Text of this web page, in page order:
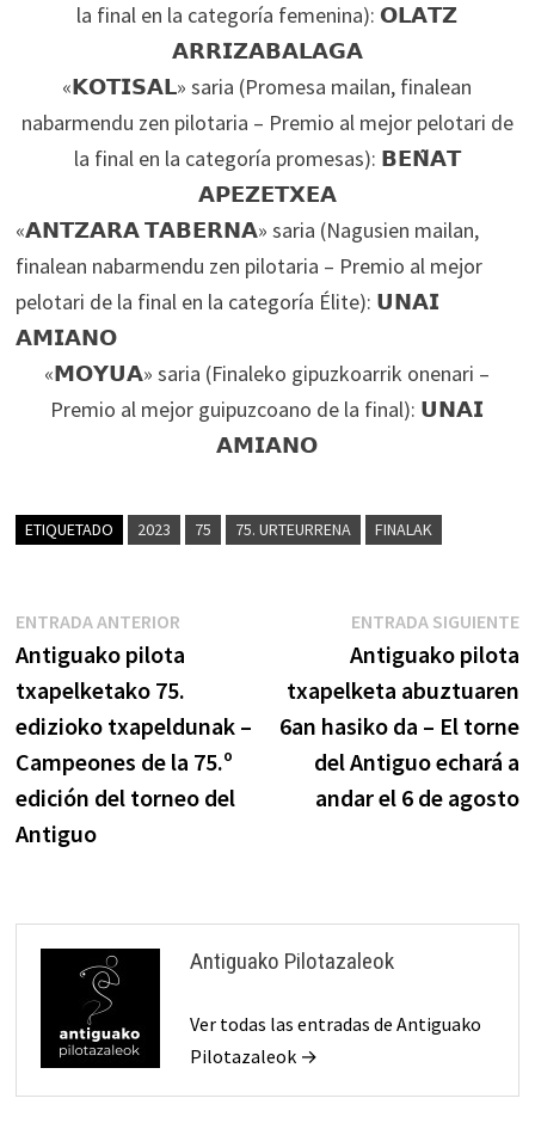
la final en la categoría femenina): 𝗢𝗟𝗔𝗧𝗭
𝗔𝗥𝗥𝗜𝗭𝗔𝗕𝗔𝗟𝗔𝗚𝗔
«𝗞𝗢𝗧𝗜𝗦𝗔𝗟» saria (Promesa mailan, finalean
nabarmendu zen pilotaria – Premio al mejor pelotari de
la final en la categoría promesas): 𝗕𝗘𝗡̃𝗔𝗧
𝗔𝗣𝗘𝗭𝗘𝗧𝗫𝗘𝗔
«𝗔𝗡𝗧𝗭𝗔𝗥𝗔 𝗧𝗔𝗕𝗘𝗥𝗡𝗔» saria (Nagusien mailan,
finalean nabarmendu zen pilotaria – Premio al mejor
pelotari de la final en la categoría Élite): 𝗨𝗡𝗔𝗜
𝗔𝗠𝗜𝗔𝗡𝗢
«𝗠𝗢𝗬𝗨𝗔» saria (Finaleko gipuzkoarrik onenari –
Premio al mejor guipuzcoano de la final): 𝗨𝗡𝗔𝗜
𝗔𝗠𝗜𝗔𝗡𝗢
ETIQUETADO 2023 75 75. URTEURRENA FINALAK
Navegación
de
entradas
ENTRADA ANTERIOR
anterior:
Antiguako pilota
txapelketako 75.
edizioko txapeldunak –
Campeones de la 75.º
edición del torneo del
Antiguo
ENTRADA SIGUIENTE
Antiguako pilota
txapelketa abuztuaren
6an hasiko da – El torne
del Antiguo echará a
andar el 6 de agosto
Antiguako Pilotazaleok
Ver todas las entradas de Antiguako
Pilotazaleok →